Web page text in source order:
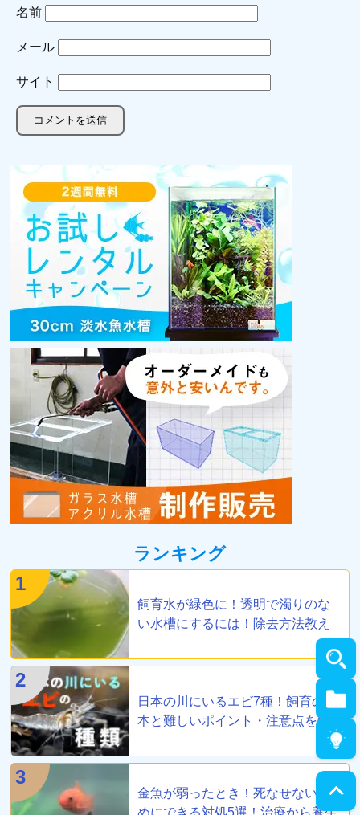
名前
メール
サイト
ランキング
1
飼育水が緑色に！透明で濁りのな
い水槽にするには！除去方法教え
2
日本の川にいるエビ7種！飼育の基
本と難しいポイント・注意点を解
3
金魚が弱ったとき！死なせないた
めにできる対処5選！治療から養生